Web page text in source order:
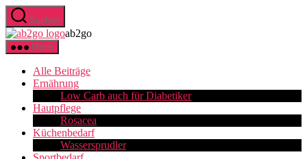
Suchen
ab2go
Menü
Alle Beiträge
Ernährung
Low Carb auch für Diabetiker
Hautpflege
Rosacea
Küchenbedarf
Wassersprudler